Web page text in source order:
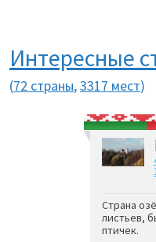
Интересные
(72 страны,3317 мест)
Страна
листьев,
птичек.